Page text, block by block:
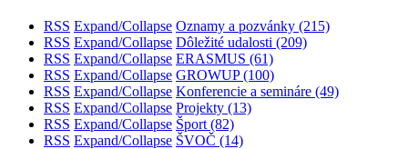
RSS Expand/Collapse Oznamy a pozvánky (215)
RSS Expand/Collapse Dôležité udalosti (209)
RSS Expand/Collapse ERASMUS (61)
RSS Expand/Collapse GROWUP(100)
RSS Expand/Collapse Konferencie a semináre (49)
RSS Expand/Collapse Projekty (13)
RSS Expand/Collapse Šport (82)
RSS Expand/Collapse ŠVOČ (14)